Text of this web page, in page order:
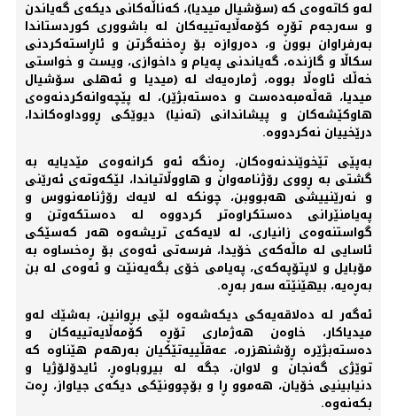
لەو كاتەوەی كە (سۆشیال ميدیا)، كەناڵەكانی دیكەی گەیاندن
و سەرجەم تۆڕە كۆمەڵایەتییەكان لە باشووری كوردستاندا
بەرفراوان بوون و، دەروازە بۆ ڕەخنەگرتن و ئاڕاستەكردنی
سكاڵا و گازندە، گەیاندنی پەیام و داخوازی، ویست و خواستی
خەڵك ئاوەڵا بووە، ژمارەیەك لە (ميدیا و ئەهلی سۆشیال
ميدیا، قەڵەمبەدەست و دەستەبژێر)، لە پێچەوانەكردنەوەی
هاوكێشەكان و پیشاندانی (تەنیا) دیوێكی ڕووداوەكاندا،
درێخییان نەكردووە.
بەپێی تێخوێندنەوەكان، ڕەنگە ئەو كرانەوەی مێدیایە بە
گشتی بە ڕووی رۆژنامەوان و هاووڵاتیاندا، لێكەوتەی ئەرێنی
و نەرێنییشی هەبووبن، چونكە لە لایەك رۆژنامەنووس و
پەیامنێرانی دەستكراوەتر كردووە لە دەستكەوتن و
گواستنەوەی زانیاری، لە لایەكەی تریشەوە هەر كەسێكی
ئاسایی لە ماڵەكەی خۆیدا، فرسەتی ئەوەی بۆ ڕەخساوە بە
مۆبایل و لاپتۆپەكەی، پەیامی خۆی بگەیەنێت و ئەوەی لە بن
بەڕەیە، بیهێنێتە سەر بەڕە.
ئەگەر لە دەلاقەیەكی دیكەشەوە لێی بڕوانین، بەشێك لەو
ميدیاكار، خاوەن هەژماری تۆڕە كۆمەڵایەتییەكان و
دەستەبژێرە ڕۆشنهزرە، عەقڵییەتێكیان بەرهەم هێناوە كە
توێژی گەنجان و لاوان، جگە لە بیروباوەڕ، ئایدۆلۆژیا و
دنیابینیی خۆیان، هەموو ڕا و بۆچوونێكی دیكەی جیاواز، ڕەت
بكەنەوە.